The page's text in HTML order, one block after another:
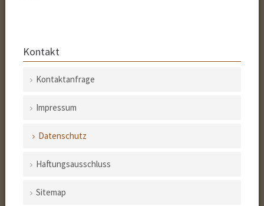
Kontakt
überspringen
Kontaktanfrage
Impressum
Datenschutz
Haftungsausschluss
Sitemap